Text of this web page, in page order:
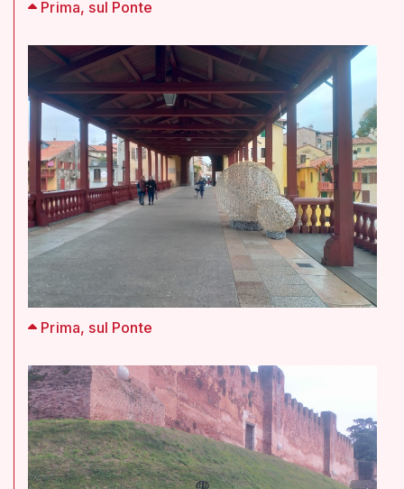
Prima, sul Ponte
Prima, sul Ponte